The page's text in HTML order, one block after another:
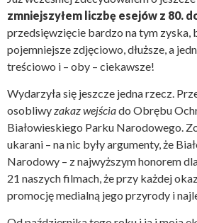
zmniejszyłem liczbę esejów z 80.
przedsięwzięcie bardzo na tym zyska,
pojemniejsze zdjęciowo, dłuższe, a
treściowo i – oby – ciekawsze!
Wydarzyła się jeszcze jedna rzecz.
osobliwyzakaz wejściado Obrębu
Białowieskiego Parku Narodowego.
ukarani – na nic były argumenty, że
Narodowy – z najwyższym honorem
21 naszych filmach, że przy każdej
promocję medialną jego przyrody i